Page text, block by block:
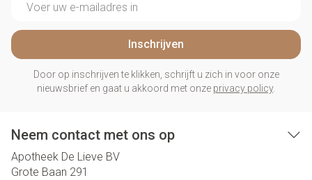
Inschrijven
Door op inschrijven te klikken, schrijft u zich in voor onze
nieuwsbrief en gaat u akkoord met onze privacy policy.
Neem contact met ons op
Apotheek De Lieve BV
Grote Baan 291